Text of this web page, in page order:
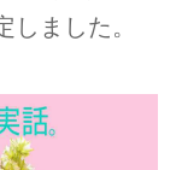
ました。